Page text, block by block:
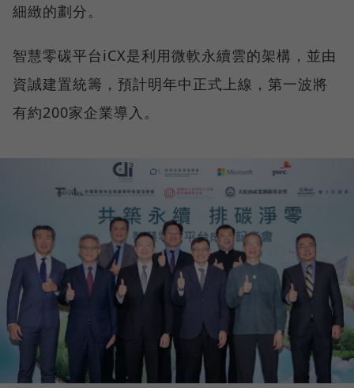
細緻的劃分。
智慧零碳平台iCX是利用微軟永續雲的架構，並由
資誠建置統籌，預計明年中正式上線，第一波將
有約200家企業導入。